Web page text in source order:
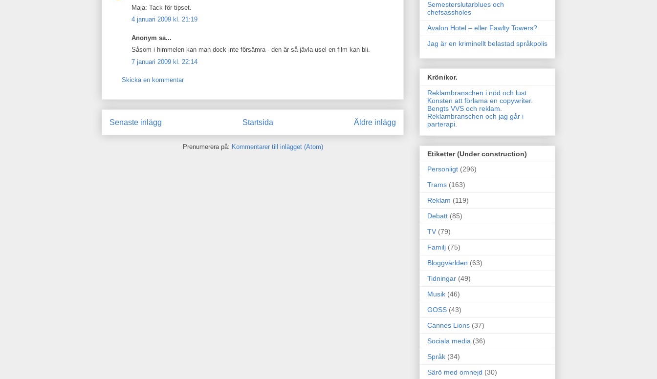
Maja: Tack för tipset.
4 januari 2009 kl. 21:19
Anonym sa...
Såsom i himmelen kan man dock inte försämra - den är så jävla usel en film kan bli.
7 januari 2009 kl. 22:14
Skicka en kommentar
Senaste inlägg Äldre inlägg
Startsida
Prenumerera på: Kommentarer till inlägget (Atom)
Semesterslutarblues och
chefsassholes
Avalon Hotel – eller Fawlty Towers?
Jag är en kriminellt belastad språkpolis
Krönikor.
Reklambranschen i nöd och lust.
Konsten att förlama en copywriter.
Bengts VVS och reklam.
Reklambranschen och jag går i
parterapi.
Etiketter (Under construction)
Personligt (296)
Trams (163)
Reklam (119)
Debatt (85)
TV (79)
Familj (75)
Bloggvärlden (63)
Tidningar (49)
Musik (46)
GOSS (43)
Cannes Lions (37)
Sociala media (36)
Språk (34)
Särö med omnejd (30)